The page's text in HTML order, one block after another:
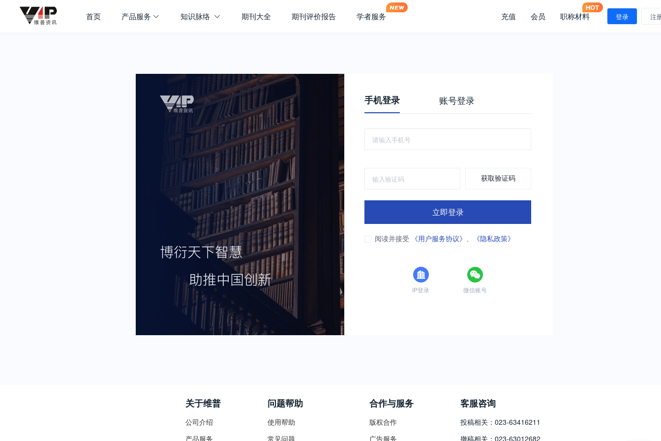
首页 产品服务 知识脉络 期刊大全 期刊评价报告 学者服务 充值 会员 职称材料 登录 注
手机登录 账号登录
获取验证码
立即登录
阅读并接受 《用户服务协议》 、 《隐私政策》
IP登录 微信账号
关于维普
公司介绍
产品服务
问题帮助
使用帮助
常见问题
合作与服务
版权合作
广告服务
客服咨询
投稿相关：023-63416211
撤稿相关：023-63012682